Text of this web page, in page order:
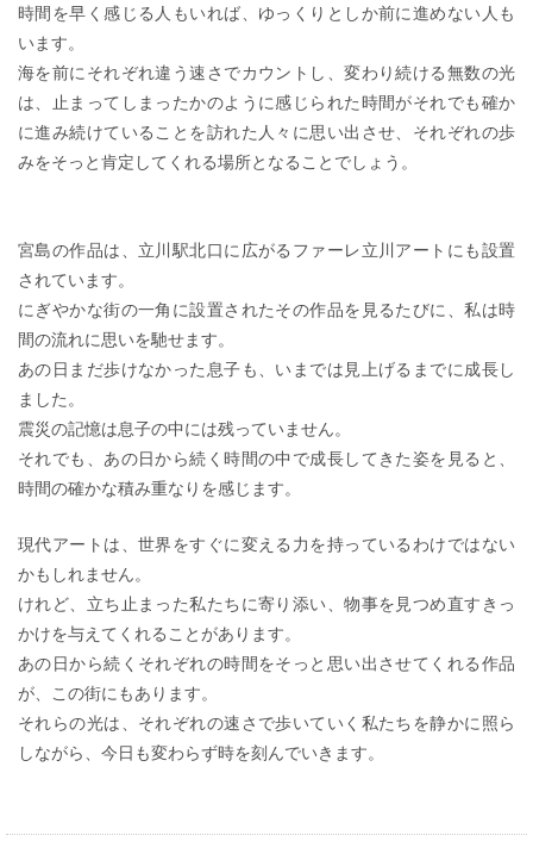
時間を早く感じる人もいれば、ゆっくりとしか前に進めない人も
います。
海を前にそれぞれ違う速さでカウントし、変わり続ける無数の光
は、止まってしまったかのように感じられた時間がそれでも確か
に進み続けていることを訪れた人々に思い出させ、それぞれの歩
みをそっと肯定してくれる場所となることでしょう。
宮島の作品は、立川駅北口に広がるファーレ立川アートにも設置
されています。
にぎやかな街の一角に設置されたその作品を見るたびに、私は時
間の流れに思いを馳せます。
あの日まだ歩けなかった息子も、いまでは見上げるまでに成長し
ました。
震災の記憶は息子の中には残っていません。
それでも、あの日から続く時間の中で成長してきた姿を見ると、
時間の確かな積み重なりを感じます。
現代アートは、世界をすぐに変える力を持っているわけではない
かもしれません。
けれど、立ち止まった私たちに寄り添い、物事を見つめ直すきっ
かけを与えてくれることがあります。
あの日から続くそれぞれの時間をそっと思い出させてくれる作品
が、この街にもあります。
それらの光は、それぞれの速さで歩いていく私たちを静かに照ら
しながら、今日も変わらず時を刻んでいきます。